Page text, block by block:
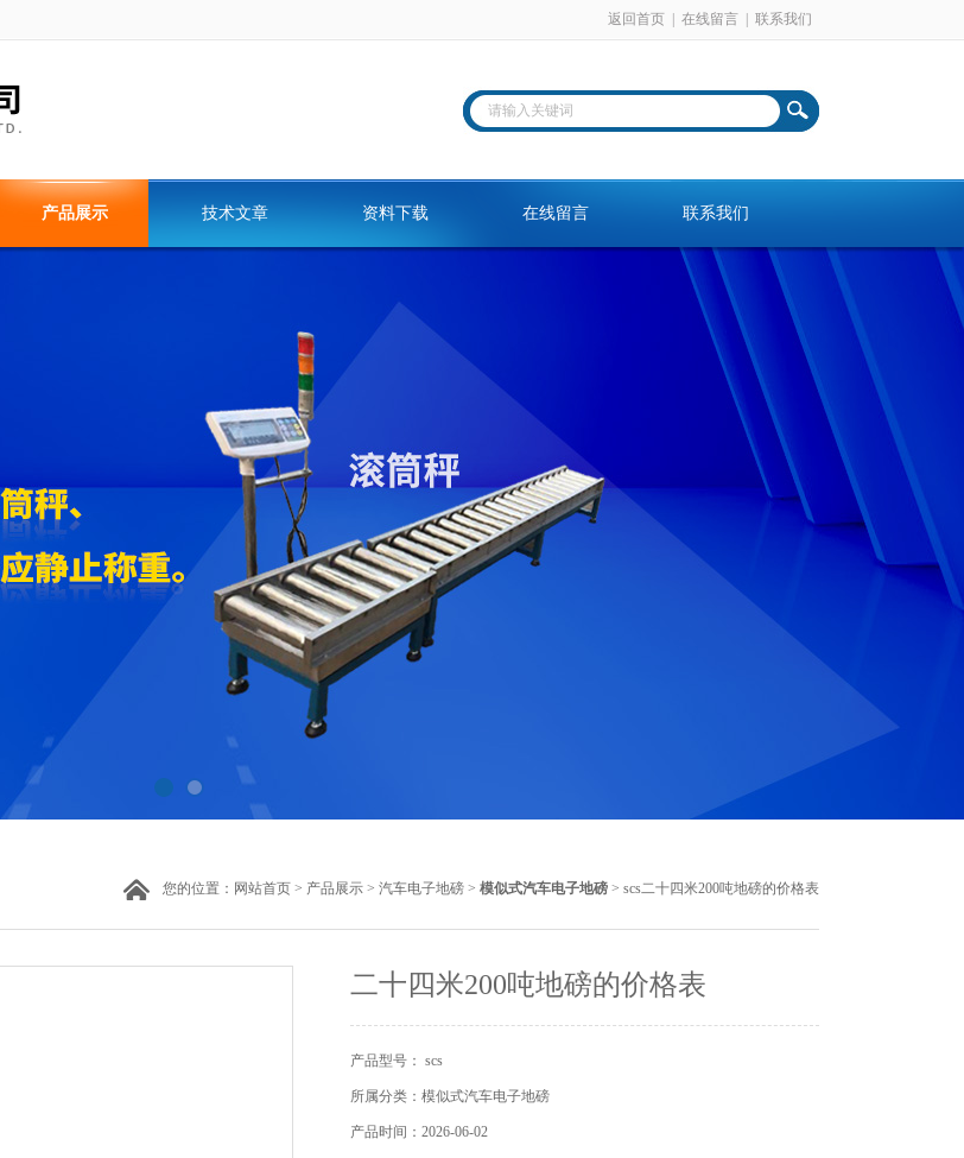
返回首页 在线留言 联系我们
产品展示 技术文章 资料下载 在线留言 联系我们
您的位置： 网站首页 > 产品展示 > 汽车电子地磅 > 模似式汽车电子地磅 > scs二十四米200吨地磅的价格表
二十四米200吨地磅的价格表
产品型号： scs
所属分类：模似式汽车电子地磅
产品时间：2026-06-02